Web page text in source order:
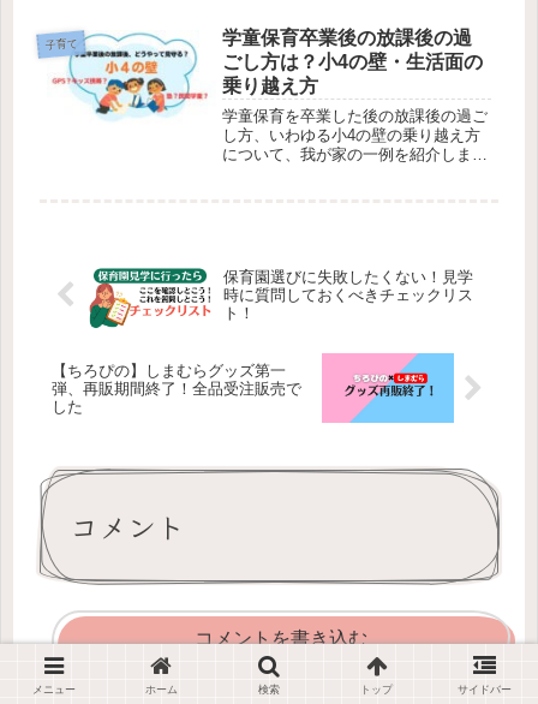
一人になれる空間でもあるので、ケン
カの後のクールダウンなどにもおすす
めです。
子育て
学童保育卒業後の放課後の過
ごし方は？小4の壁・生活面の
乗り越え方
学童保育を卒業した後の放課後の過ご
し方、いわゆる小4の壁の乗り越え方
について、我が家の一例を紹介しま
保育園選びに失敗したくない！見学
時に質問しておくべきチェックリス
ト！
【ちろぴの】しまむらグッズ第一
弾、再販期間終了！全品受注販売で
した
コメント
コメントを書き込む
メニュー ホーム 検索 トップ サイドバー